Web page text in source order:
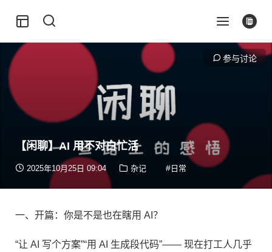
参与讨论
【闲聊】AI 用不对白忙活
2025年10月25日 09:04 杂记 日常
一、开篇：你是不是也在瞎用 AI？​
“让 AI 写个方案”“用 AI 生成段代码”—— 现在打工人几乎